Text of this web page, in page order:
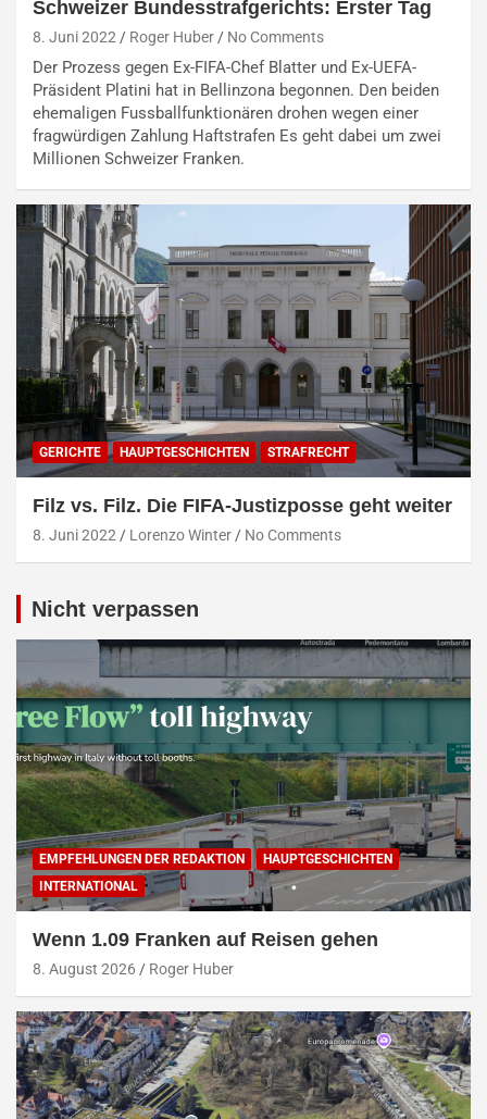
Schweizer Bundesstrafgerichts: Erster Tag
8. Juni 2022 Roger Huber No Comments
Der Prozess gegen Ex-FIFA-Chef Blatter und Ex-UEFA-
Präsident Platini hat in Bellinzona begonnen. Den beiden
ehemaligen Fussballfunktionären drohen wegen einer
fragwürdigen Zahlung Haftstrafen Es geht dabei um zwei
Millionen Schweizer Franken.
GERICHTE HAUPTGESCHICHTEN STRAFRECHT
Filz vs. Filz. Die FIFA-Justizposse geht weiter
8. Juni 2022 Lorenzo Winter No Comments
Nicht verpassen
EMPFEHLUNGEN DER REDAKTION
HAUPTGESCHICHTEN
INTERNATIONAL
Wenn 1.09 Franken auf Reisen gehen
8. August 2026 Roger Huber